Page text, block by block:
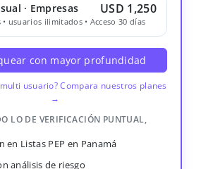
· Empresas USD 1,250
usuarios ilimitados • Acceso 30 días
con mayor profundidad
usuario? Compara nuestros planes
→
LO DE VERIFICACIÓN PUNTUAL,
en Listas PEP en Panamá
análisis de riesgo